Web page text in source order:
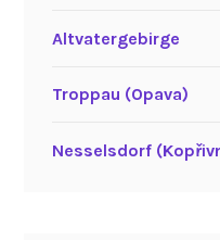
Altvatergebirge
Troppau (Opava)
Nesselsdorf